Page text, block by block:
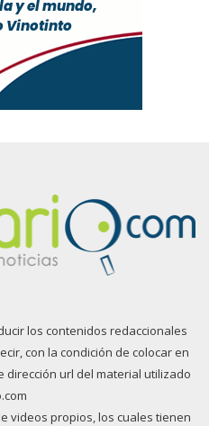
los contenidos redaccionales
con la condición de colocar en
url del material utilizado
videos propios, los cuales tienen